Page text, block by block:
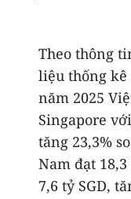
Theo thông
liệu thống kê
năm 2025
Singapore
tăng 23,3%
Nam đạt
7,6 tỷ SGD,